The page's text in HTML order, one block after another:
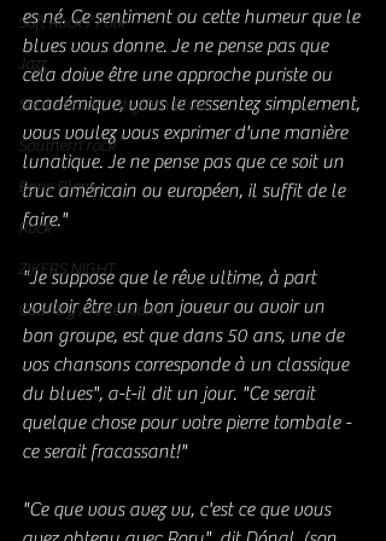
Soft Rock / Folk
Jazz
Soul / Funk / Rhythm Blues
Southern rock
Bons Plans
Rock
ZIKERS NIGHT
Country / Americana
es né. Ce sentiment ou cette humeur que le
blues vous donne. Je ne pense pas que
cela doive être une approche puriste ou
académique, vous le ressentez simplement,
vous voulez vous exprimer d'une manière
lunatique. Je ne pense pas que ce soit un
truc américain ou européen, il suffit de le
faire."
"Je suppose que le rêve ultime, à part
vouloir être un bon joueur ou avoir un
bon groupe, est que dans 50 ans, une de
vos chansons corresponde à un classique
du blues", a-t-il dit un jour. "Ce serait
quelque chose pour votre pierre tombale -
ce serait fracassant!"
"Ce que vous avez vu, c'est ce que vous